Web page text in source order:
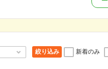
絞り込み 新着のみ